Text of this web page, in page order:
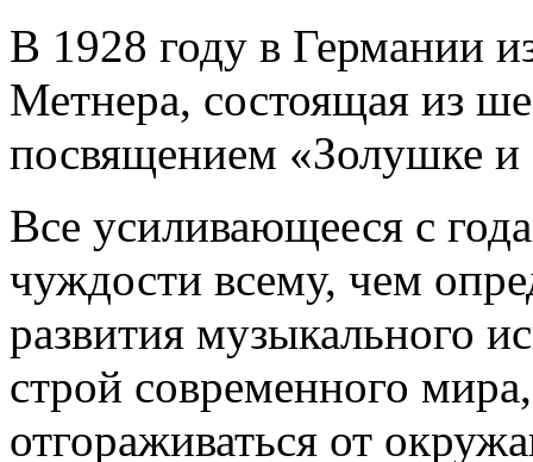
В 1928 году в Германии
Метнера, состоящая из
посвящением «Золушке
Все усиливающееся с
чуждости всему, чем
развития музыкального
строй современного
отгораживаться от